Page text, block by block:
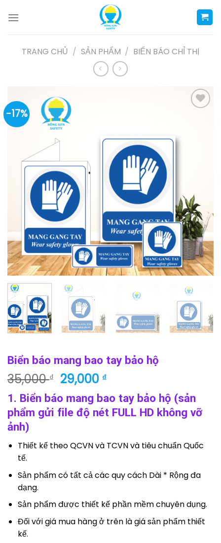
TRANG CHỦ / SẢN PHẨM / BIỂN BÁO CHỈ THỊ
-17%
Biển báo mang bao tay bảo hộ
35,000₫ Giá
gốc
là:
35,000 ₫.
29,000 ₫Giá
hiện
tại
là:
1. Biển báo mang bao tay bảo hộ (sản
phẩm gửi file độ nét FULL HD không vỡ
ảnh)
Thiết kế theo QCVN và TCVN và tiêu chuẩn Quốc
tế.
Sản phẩm có tất cả các quy cách Dài * Rộng đa
dạng.
Sản phẩm được thiết kế phần mềm chuyên dụng.
Đối với giá mua hàng ở trên là giá sản phẩm thiết
kế.